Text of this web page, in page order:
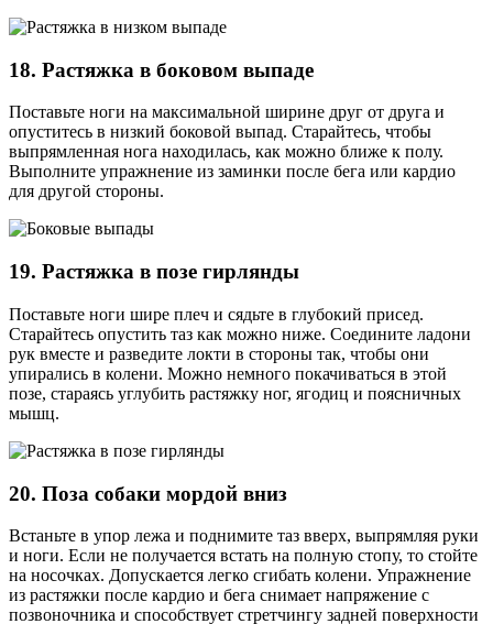
18. Растяжка в боковом выпаде
Поставьте ноги на максимальной ширине друг от друга и
опуститесь в низкий боковой выпад. Старайтесь, чтобы
выпрямленная нога находилась, как можно ближе к полу.
Выполните упражнение из заминки после бега или кардио
для другой стороны.
19. Растяжка в позе гирлянды
Поставьте ноги шире плеч и сядьте в глубокий присед.
Старайтесь опустить таз как можно ниже. Соедините ладони
рук вместе и разведите локти в стороны так, чтобы они
упирались в колени. Можно немного покачиваться в этой
позе, стараясь углубить растяжку ног, ягодиц и поясничных
мышц.
20. Поза собаки мордой вниз
Встаньте в упор лежа и поднимите таз вверх, выпрямляя руки
и ноги. Если не получается встать на полную стопу, то стойте
на носочках. Допускается легко сгибать колени. Упражнение
из растяжки после кардио и бега снимает напряжение с
позвоночника и способствует стретчингу задней поверхности